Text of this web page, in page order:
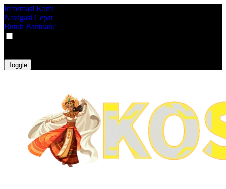
Informasi Kami
Navigasi Cepat
Butuh Bantuan?
Toggle